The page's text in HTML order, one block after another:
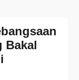
Bakal